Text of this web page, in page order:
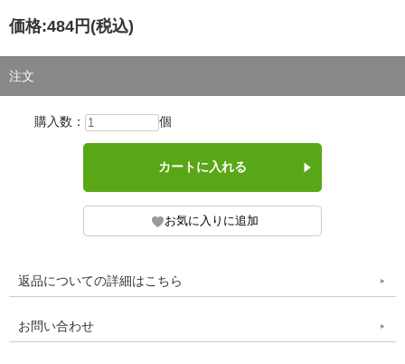
価格:484円 (税込)
注文
購入数： 個
返品についての詳細はこちら
お問い合わせ